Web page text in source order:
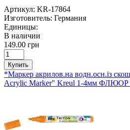
Артикул: KR-17864
Изготовитель: Германия
Единицы:
В наличии
149.00 грн
Купить
*Маркер акрилов.на водн.осн.із
Acrylic Marker" Kreul 1-4мм